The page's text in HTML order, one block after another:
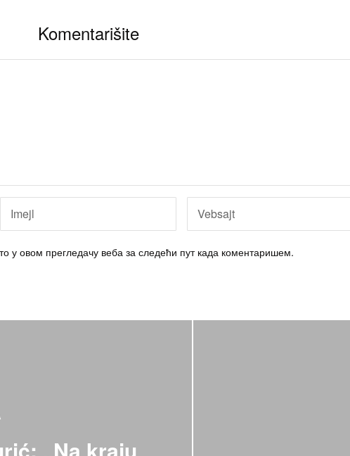
Komentarišite
у овом прегледачу веба за следећи пут када коментаришем.
„Na kraju